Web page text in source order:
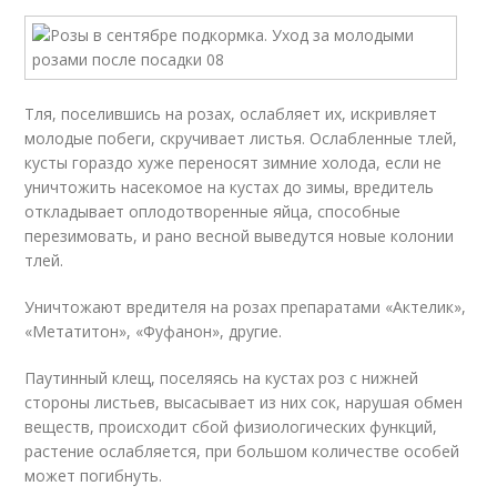
Тля, поселившись на розах, ослабляет их, искривляет
молодые побеги, скручивает листья. Ослабленные тлей,
кусты гораздо хуже переносят зимние холода, если не
уничтожить насекомое на кустах до зимы, вредитель
откладывает оплодотворенные яйца, способные
перезимовать, и рано весной выведутся новые колонии
тлей.
Уничтожают вредителя на розах препаратами «Актелик»,
«Метатитон», «Фуфанон», другие.
Паутинный клещ, поселяясь на кустах роз с нижней
стороны листьев, высасывает из них сок, нарушая обмен
веществ, происходит сбой физиологических функций,
растение ослабляется, при большом количестве особей
может погибнуть.